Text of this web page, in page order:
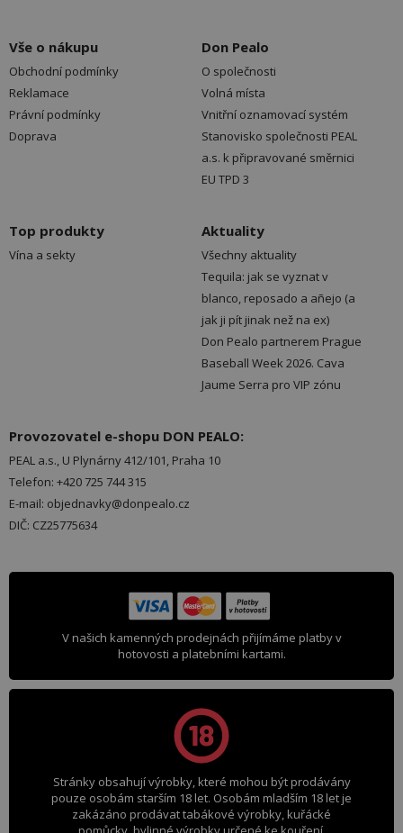
Vše o nákupu
Obchodní podmínky
Reklamace
Právní podmínky
Doprava
Don Pealo
O společnosti
Volná místa
Vnitřní oznamovací systém
Stanovisko společnosti PEAL
a.s. k připravované směrnici
EU TPD 3
Top produkty
Vína a sekty
Aktuality
Všechny aktuality
Tequila: jak se vyznat v
blanco, reposado a añejo (a
jak ji pít jinak než na ex)
Don Pealo partnerem Prague
Baseball Week 2026. Cava
Jaume Serra pro VIP zónu
Provozovatel e-shopu DON PEALO:
PEAL a.s., U Plynárny 412/101, Praha 10
Telefon: +420 725 744 315
E-mail: objednavky@donpealo.cz
DIČ: CZ25775634
V našich kamenných prodejnách přijímáme platby v
hotovosti a platebními kartami.
Stránky obsahují výrobky, které mohou být prodávány
pouze osobám starším 18 let. Osobám mladším 18 let je
zakázáno prodávat tabákové výrobky, kuřácké